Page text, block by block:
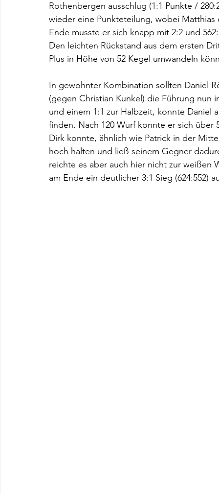
Rothenbergen ausschlug (1:1 Punkte /
wieder eine Punkteteilung, wobei
Ende musste er sich knapp mit 2:2 und
Den leichten Rückstand aus dem ersten
Plus in Höhe von 52 Kegel umwandeln
In gewohnter Kombination sollten Daniel
(gegen Christian Kunkel) die Führung nun
und einem 1:1 zur Halbzeit, konnte Daniel
finden. Nach 120 Wurf konnte er sich über
Dirk konnte, ähnlich wie Patrick in der
hoch halten und ließ seinem Gegner
reichte es aber auch hier nicht zur weißen
am Ende ein deutlicher 3:1 Sieg (624:552)